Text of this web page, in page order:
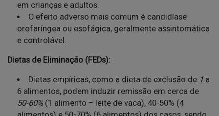
em crianças e adultos.
O efeito adverso mais comum é candidíase
orofaríngea ou esofágica, geralmente assintomática
e controlável.
Dietas de Eliminação (FEDs):
Dietas empíricas, como a dieta de exclusão de 1a
6 alimentos, podem induzir remissão em cerca de
50-60% (1 alimento – leite de vaca), 40-50% (4